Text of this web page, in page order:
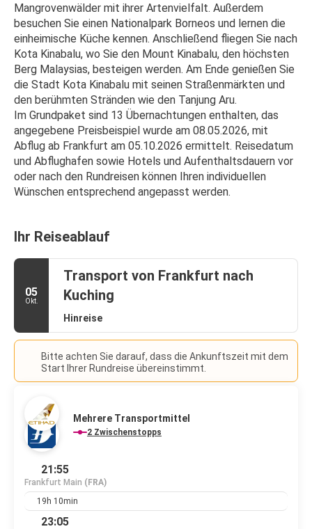
Mangrovenwälder mit ihrer Artenvielfalt. Außerdem
besuchen Sie einen Nationalpark Borneos und lernen die
einheimische Küche kennen. Anschließend fliegen Sie nach
Kota Kinabalu, wo Sie den Mount Kinabalu, den höchsten
Berg Malaysias, besteigen werden. Am Ende genießen Sie
die Stadt Kota Kinabalu mit seinen Straßenmärkten und
den berühmten Stränden wie den Tanjung Aru.
Im Grundpaket sind 13 Übernachtungen enthalten, das
angegebene Preisbeispiel wurde am 08.05.2026, mit
Abflug ab Frankfurt am 05.10.2026 ermittelt. Reisedatum
und Abflughafen sowie Hotels und Aufenthaltsdauern vor
oder nach den Rundreisen können Ihren individuellen
Wünschen entsprechend angepasst werden.
Ihr Reiseablauf
05
Okt.
Transport von Frankfurt nach
Kuching
Hinreise
Bitte achten Sie darauf, dass die Ankunftszeit mit dem
Start Ihrer Rundreise übereinstimmt.
Mehrere Transportmittel
2 Zwischenstopps
21:55
Frankfurt Main (FRA)
19h 10min
23:05